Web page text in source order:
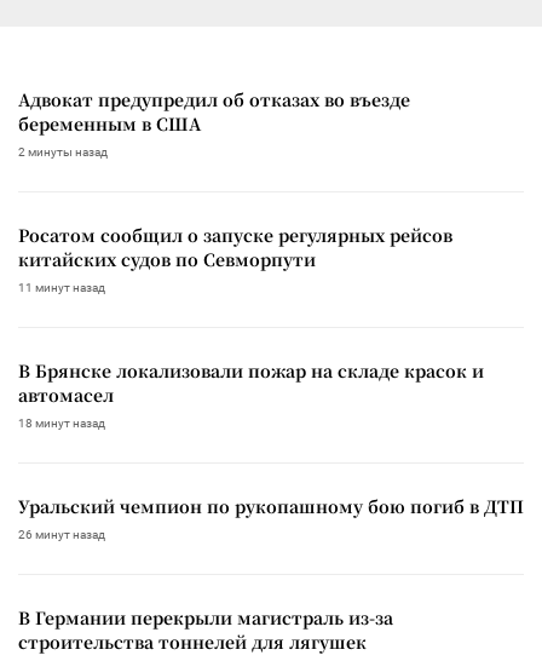
Адвокат предупредил об отказах во въезде
беременным в США
2 минуты назад
Росатом сообщил о запуске регулярных рейсов
китайских судов по Севморпути
11 минут назад
В Брянске локализовали пожар на складе красок и
автомасел
18 минут назад
Уральский чемпион по рукопашному бою погиб в ДТП
26 минут назад
В Германии перекрыли магистраль из-за
строительства тоннелей для лягушек